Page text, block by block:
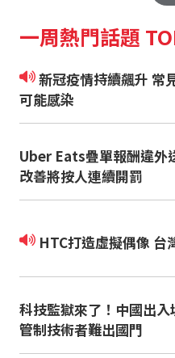
一周熱門話題
新冠疫情持續飆升 常見八大症狀 沒發燒也
可能感染
Uber Eats疊單報酬違外
改善將按人連續開罰
HTC打造虛擬偶像 台
科技監獄來了！中國出
管制技術者難出國門